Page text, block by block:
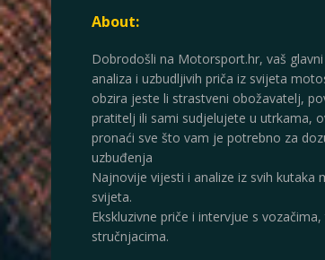
About:
Dobrodošli na Motorsport.hr, vaš
analiza i uzbudljivih priča iz svijeta
obzira jeste li strastveni obožavatelj,
pratitelj ili sami sudjelujete u utrkama,
pronaći sve što vam je potrebno za
uzbuđenja
Najnovije vijesti i analize iz svih kutaka
svijeta.
Ekskluzivne priče i intervjue s
stručnjacima.